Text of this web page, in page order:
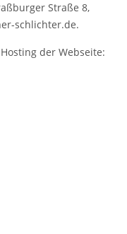
Straße 8,
schlichter.de.
der Webseite: